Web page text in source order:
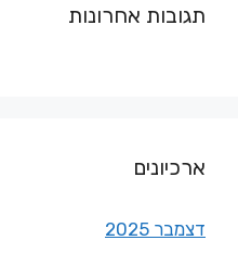
תגובות אחרונות
ארכיונים
דצמבר 2025